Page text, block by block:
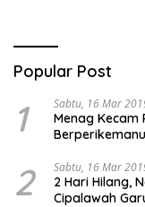
Popular Post
1 Sabtu, 16 Mar
Menag Kecam
2 Sabtu, 16 Mar
2 Hari Hilang,
Cipalawah